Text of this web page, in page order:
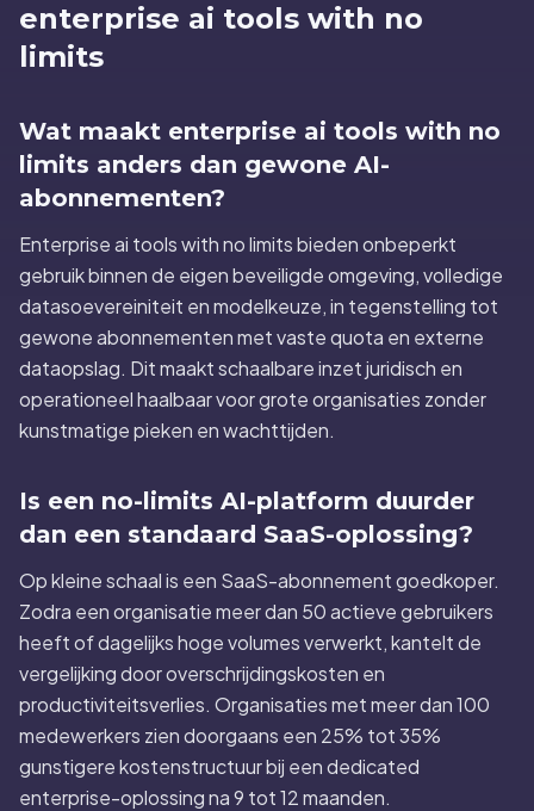
enterprise ai tools with no
limits
Wat maakt enterprise ai tools with no
limits anders dan gewone AI-
abonnementen?
Enterprise ai tools with no limits bieden onbeperkt
gebruik binnen de eigen beveiligde omgeving, volledige
datasoevereiniteit en modelkeuze, in tegenstelling tot
gewone abonnementen met vaste quota en externe
dataopslag. Dit maakt schaalbare inzet juridisch en
operationeel haalbaar voor grote organisaties zonder
kunstmatige pieken en wachttijden.
Is een no-limits AI-platform duurder
dan een standaard SaaS-oplossing?
Op kleine schaal is een SaaS-abonnement goedkoper.
Zodra een organisatie meer dan 50 actieve gebruikers
heeft of dagelijks hoge volumes verwerkt, kantelt de
vergelijking door overschrijdingskosten en
productiviteitsverlies. Organisaties met meer dan 100
medewerkers zien doorgaans een 25% tot 35%
gunstigere kostenstructuur bij een dedicated
enterprise-oplossing na 9 tot 12 maanden.